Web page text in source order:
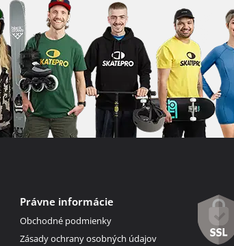
Právne informácie
Obchodné podmienky
Zásady ochrany osobných údajov